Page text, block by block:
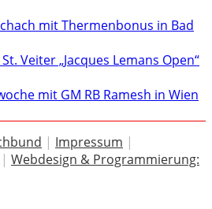
mit Thermenbonus in Bad
Veiter „Jacques Lemans Open“
mit GM RB Ramesh in Wien
| Impressum |
| Webdesign & Programmierung: